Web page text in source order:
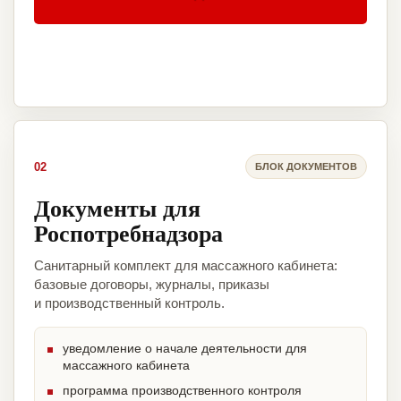
02 БЛОК ДОКУМЕНТОВ
Документы для
Роспотребнадзора
Санитарный комплект для массажного кабинета:
базовые договоры, журналы, приказы
и производственный контроль.
уведомление о начале деятельности для
массажного кабинета
программа производственного контроля